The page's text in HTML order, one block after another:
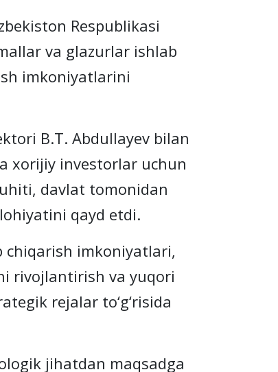
Respublikasi
va glazurlar ishlab
imkoniyatlarini
B.T. Abdullayev bilan
xorijiy investorlar uchun
davlat tomonidan
qayd etdi.
imkoniyatlari,
rivojlantirish va yuqori
rejalar to‘g‘risida
jihatdan maqsadga